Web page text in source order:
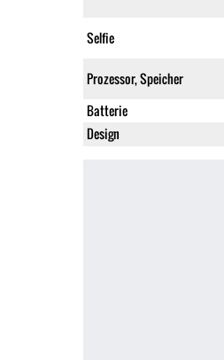
Selfie
Prozessor, Speicher
Batterie
Design